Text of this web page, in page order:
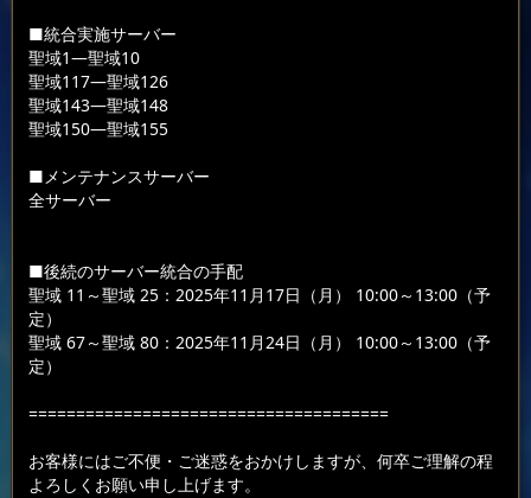
■統合実施サーバー
聖域1—聖域10
聖域117—聖域126
聖域143—聖域148
聖域150—聖域155
■メンテナンスサーバー
全サーバー
■後続のサーバー統合の手配
聖域 11～聖域 25：2025年11月17日（月） 10:00～13:00（予
定）
聖域 67～聖域 80：2025年11月24日（月） 10:00～13:00（予
定）
======================================
お客様にはご不便・ご迷惑をおかけしますが、何卒ご理解の程
よろしくお願い申し上げます。